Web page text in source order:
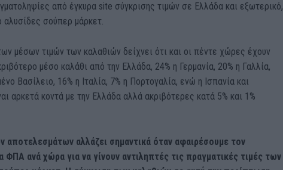
από έγκυρα site σύγκρισης τιμών σε Ελλάδα και εξωτερικό,
αλυσίδες σούπερ μάρκετ.
μέσων τιμών των καλαθιών δείχνει ότι και οι πέντε χώρες έχουν
μέσο καλάθι από την Ελλάδα, 24% η Γερμανία, 20% η Γαλλία,
Βασίλειο, 16% η Ιταλία, 7% η Πορτογαλία, ενώ η Ισπανία και
αρκετά κοντά με την Ελλάδα αλλά ακριβότερες κατά 5% και 1%
αποτελεσμάτων αλλάζει σημαντικά όταν αφαιρέσουμε τον
ΦΠΑ ανά χώρα για να γίνουν αντιληπτές τις πραγματικές τιμές των